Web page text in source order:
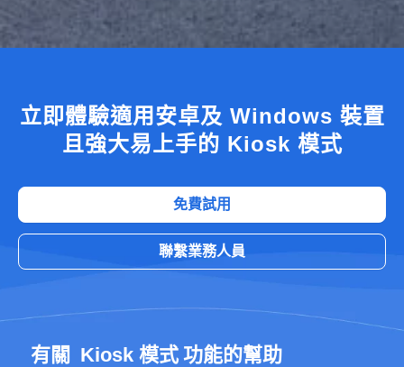
立即體驗適用安卓及 Windows 裝置
且強大易上手的 Kiosk 模式
免費試用
聯繫業務人員
有關 Kiosk 模式 功能的幫助